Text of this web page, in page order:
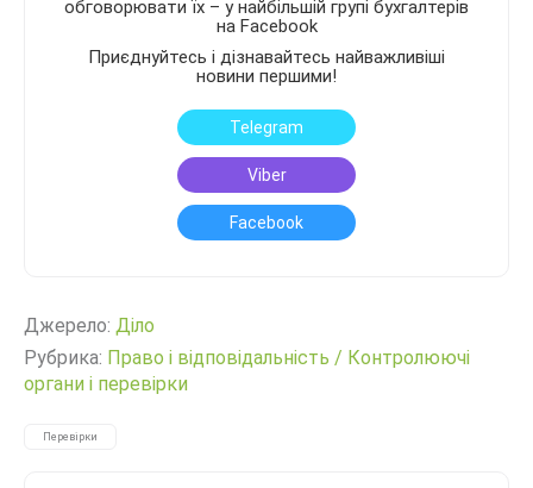
обговорювати їх – у найбільшій групі бухгалтерів
на Facebook
Приєднуйтесь і дізнавайтесь найважливіші
новини першими!
Telegram
Viber
Facebook
Джерело: Діло
Рубрика: Право і відповідальність / Контролюючі
органи і перевірки
Перевірки